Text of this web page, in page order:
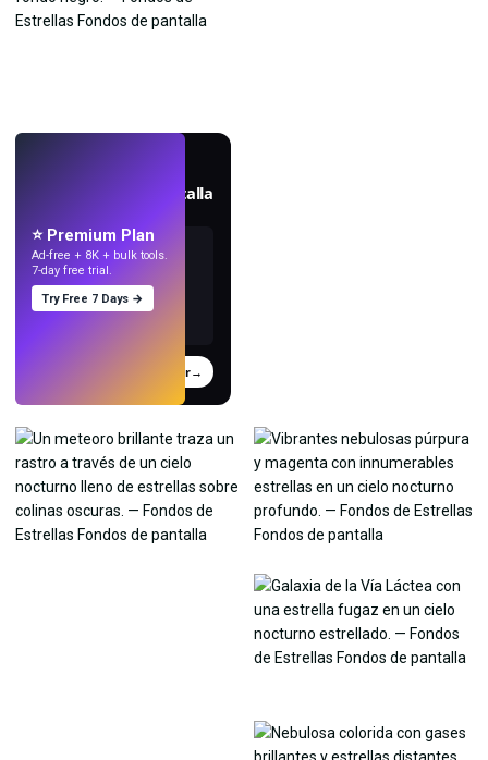
Crea fondos de pantalla
Probar→
⭐ Premium Plan
Ad-free + 8K + bulk tools.
7-day free trial.
Try Free 7 Days →